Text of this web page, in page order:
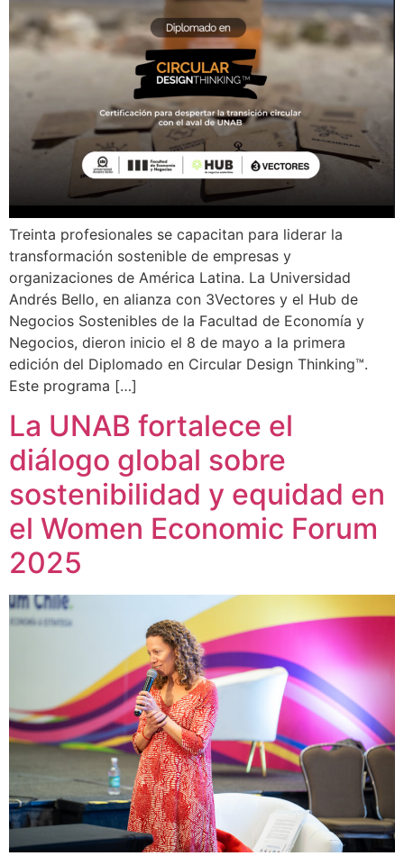
Treinta profesionales se capacitan para liderar la
transformación sostenible de empresas y
organizaciones de América Latina. La Universidad
Andrés Bello, en alianza con 3Vectores y el Hub de
Negocios Sostenibles de la Facultad de Economía y
Negocios, dieron inicio el 8 de mayo a la primera
edición del Diplomado en Circular Design Thinking™.
Este programa […]
La UNAB fortalece el
diálogo global sobre
sostenibilidad y equidad en
el Women Economic Forum
2025